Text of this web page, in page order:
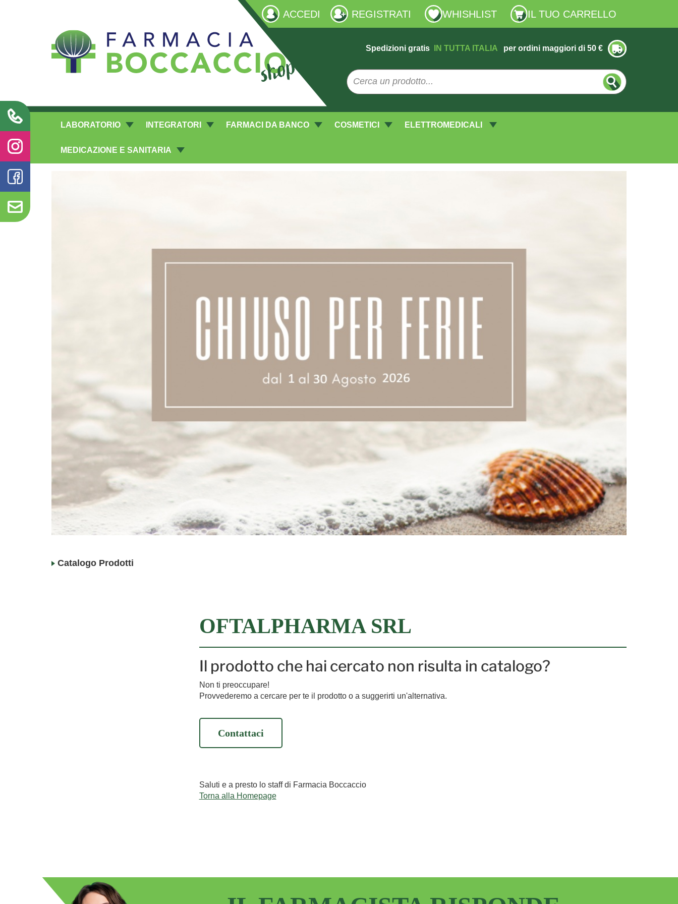
ACCEDI REGISTRATI WHISHLIST IL TUO CARRELLO
Spedizioni gratis IN TUTTA ITALIA per ordini maggiori di 50 €
LABORATORIO INTEGRATORI FARMACI DA BANCO COSMETICI ELETTROMEDICALI
MEDICAZIONE E SANITARIA
Catalogo Prodotti
OFTALPHARMA SRL
Il prodotto che hai cercato non risulta in catalogo?
Non ti preoccupare!
Provvederemo a cercare per te il prodotto o a suggerirti un'alternativa.
Contattaci
Saluti e a presto lo staff di Farmacia Boccaccio
Torna alla Homepage